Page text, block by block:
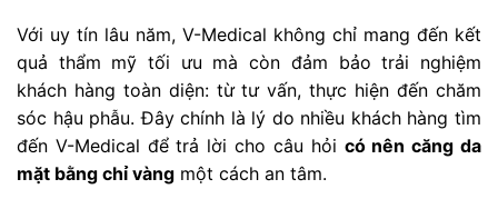
Với uy tín lâu năm, V-Medical không chỉ mang đến kết
quả thẩm mỹ tối ưu mà còn đảm bảo trải nghiệm
khách hàng toàn diện: từ tư vấn, thực hiện đến chăm
sóc hậu phẫu. Đây chính là lý do nhiều khách hàng tìm
đến V-Medical để trả lời cho câu hỏi có nên căng da
mặt bằng chỉ vàng một cách an tâm.